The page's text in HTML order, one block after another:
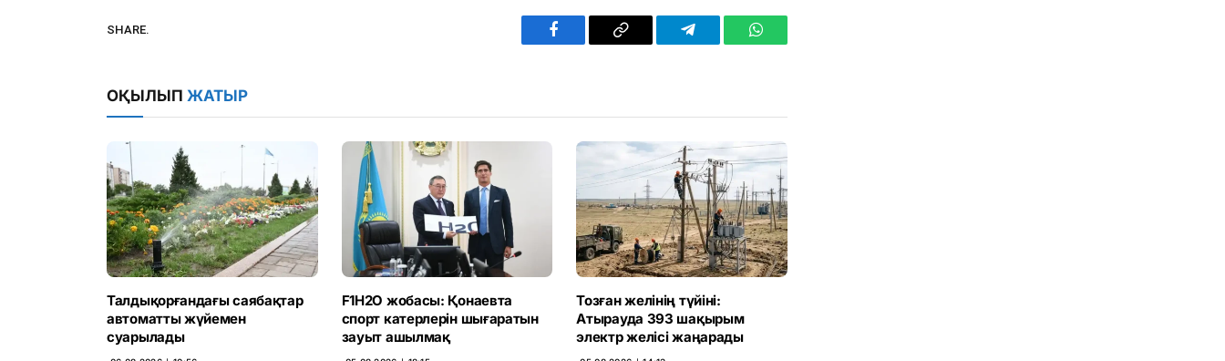
SHARE.
Facebook Copy
Telegram WhatsApp
ОҚЫЛЫП ЖАТЫР
Талдықорғандағы саябақтар
автоматты жүйемен
суарылады
F1H2O жобасы: Қонаевта
спорт катерлерін шығаратын
зауыт ашылмақ
Тозған желінің түйіні:
Атырауда 393 шақырым
электр желісі жаңарады